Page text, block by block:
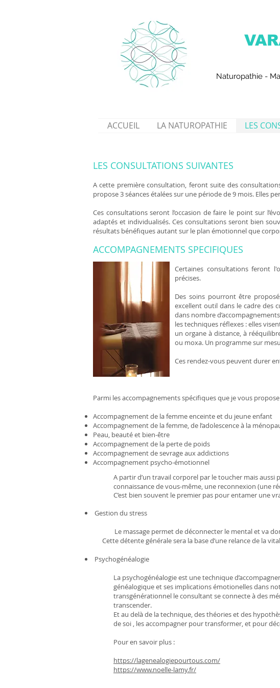
Naturopathie -
ACCUEIL LA NATUROPATHIE LES
LES CONSULTATIONS SUIVANTES
A cette première consultation, feront suite des
propose 3 séances étalées sur une période de 9 mois. Elles
Ces consultations seront l’occasion de faire le point sur
adaptés et individualisés. Ces consultations seront bien
résultats bénéfiques autant sur le plan émotionnel que
ACCOMPAGNEMENTS SPECIFIQUES
Certaines consultations feront
précises.
Des soins pourront être
excellent outil dans le cadre des
dans nombre
les techniques réflexes : elles
un organe à distance, à
ou moxa. Un programme sur
Ces rendez-vous peuvent durer
Parmi les accompagnements spécifiques que je vous
Accompagnement de la femme enceinte et du jeune enfant
Accompagnement de la femme, de l’adolescence à la
Peau, beauté et bien-être
Accompagnement de la perte de poids
Accompagnement de sevrage aux addictions
Accompagnement psycho-émotionnel
A partir d’un travail corporel par le toucher mais
connaissance de vous-même, une reconnexion (une
C’est bien souvent le premier pas pour entamer une
Gestion du stress
Le massage permet de déconnecter le mental et va
Cette détente générale sera la base d’une relance de la
Psychogénéalogie
La psychogénéalogie est une technique
généalogique et ses implications émotionelles dans
transgénérationnel le consultant se connecte à des
transcender.
Et au delà de la technique, des théories et des
de soi , les accompagner pour transformer, et pour
Pour en savoir plus :
https://lagenealogiepourtous.com/
https://www.noelle-lamy.fr/